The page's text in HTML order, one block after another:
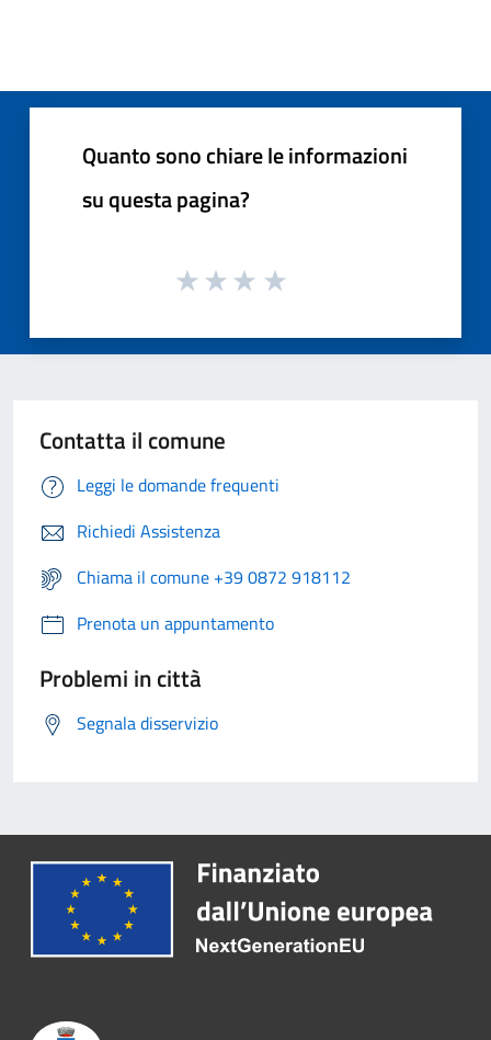
Quanto sono chiare le informazioni
su questa pagina?
Contatta il comune
Leggi le domande frequenti
Richiedi Assistenza
Chiama il comune +39 0872 918112
Prenota un appuntamento
Problemi in città
Segnala disservizio